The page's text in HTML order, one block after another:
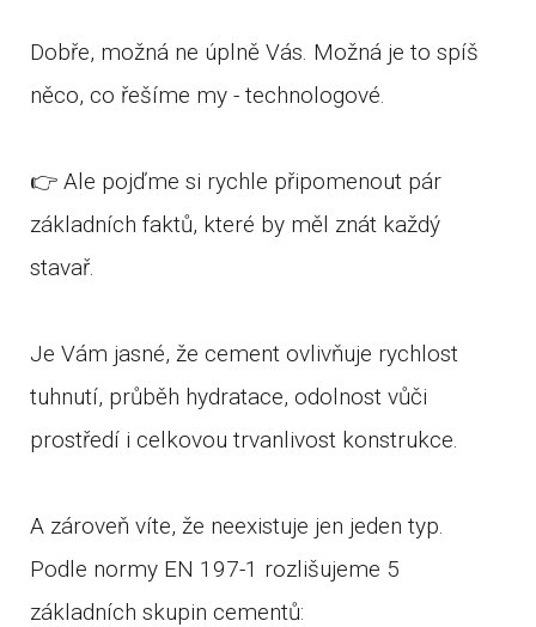
Dobře, možná ne úplně Vás. Možná je to spíš
něco, co řešíme my - technologové.
👉 Ale pojďme si rychle připomenout pár
základních faktů, které by měl znát každý
stavař.
Je Vám jasné, že cement ovlivňuje rychlost
tuhnutí, průběh hydratace, odolnost vůči
prostředí i celkovou trvanlivost konstrukce.
A zároveň víte, že neexistuje jen jeden typ.
Podle normy EN 197-1 rozlišujeme 5
základních skupin cementů: